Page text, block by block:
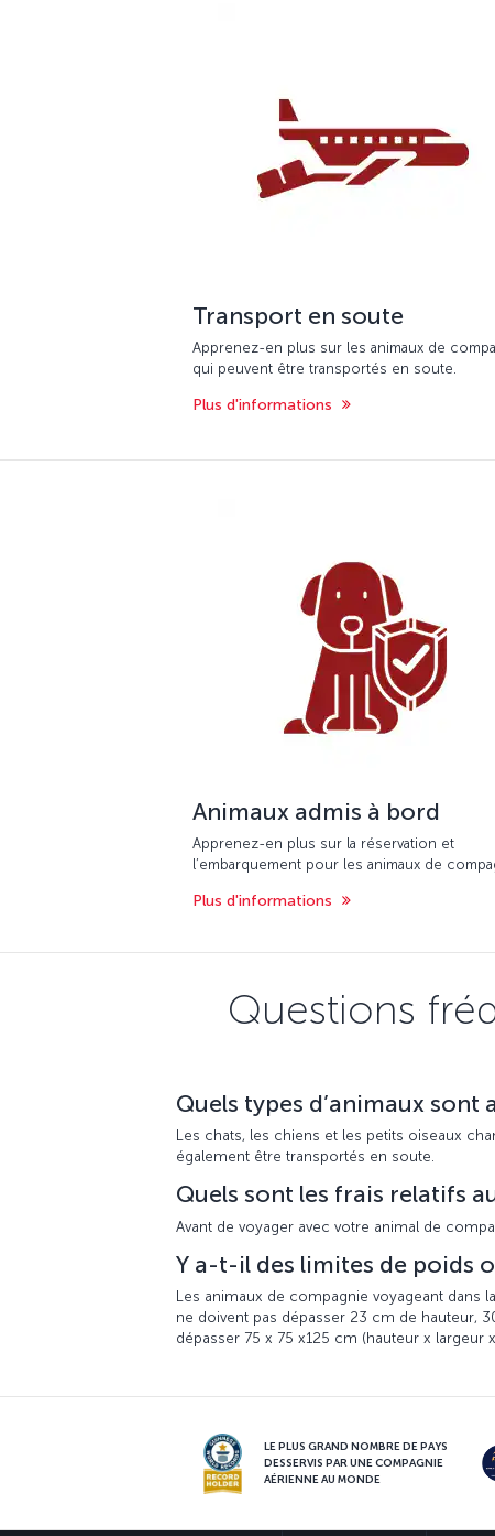
Transport en soute
Apprenez-en plus sur les animaux de
qui peuvent être transportés en soute.
Plus d'informations
Animaux admis à bord
Apprenez-en plus sur la réservation et
l’embarquement pour les animaux de
Plus d'informations
Questions
Quels types d’animaux sont
Les chats, les chiens et les petits oiseaux
également être transportés en soute.
Quels sont les frais relatifs
Avant de voyager avec votre animal de
Y a-t-il des limites de poids
Les animaux de compagnie voyageant dans
ne doivent pas dépasser 23 cm de hauteur,
dépasser 75 x 75 x125 cm (hauteur x
LE PLUS GRAND NOMBRE DE PAYS
DESSERVIS PAR UNE COMPAGNIE
AÉRIENNE AU MONDE